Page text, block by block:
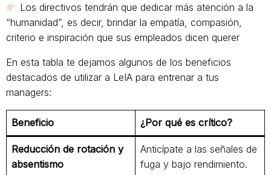
Los directivos tendrán que dedicar más atención a la
“humanidad”, es decir, brindar la empatía, compasión,
criterio e inspiración que sus empleados dicen querer
En esta tabla te dejamos algunos de los beneficios
destacados de utilizar a LeIA para entrenar a tus
managers:
Beneficio ¿Por qué es crítico?
Reducción de rotación y
absentismo
Anticípate a las señales de
fuga y bajo rendimiento.